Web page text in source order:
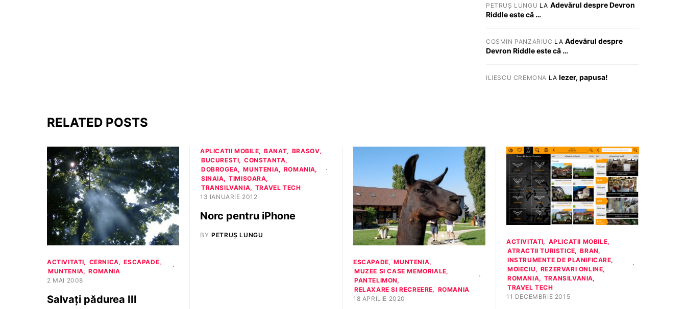
PETRUȘ LUNGU LA Adevărul despre Devron
Riddle este că …
COSMIN PANZARIUC LA Adevărul despre
Devron Riddle este că …
ILIESCU CREMONA LA Iezer, papusa!
RELATED POSTS
ACTIVITATI CERNICA
ESCAPADE
MUNTENIA
ROMANIA
2 MAI 2008
Salvaţi pădurea III
APLICATII MOBILE BANAT
BRASOV
BUCURESTI
CONSTANTA
DOBROGEA
MUNTENIA
ROMANIA
SINAIA
TIMISOARA
TRANSILVANIA
TRAVEL TECH
13 IANUARIE 2012
Norc pentru iPhone
BY PETRUȘ LUNGU
ESCAPADE
MUNTENIA
MUZEE SI CASE MEMORIALE
PANTELIMON
RELAXARE SI RECREERE
ROMANIA
18 APRILIE 2020
ACTIVITATI
APLICATII MOBILE
ATRACTII TURISTICE
BRAN
INSTRUMENTE DE PLANIFICARE
MOIECIU
REZERVARI ONLINE
ROMANIA
TRANSILVANIA
TRAVEL TECH
11 DECEMBRIE 2015